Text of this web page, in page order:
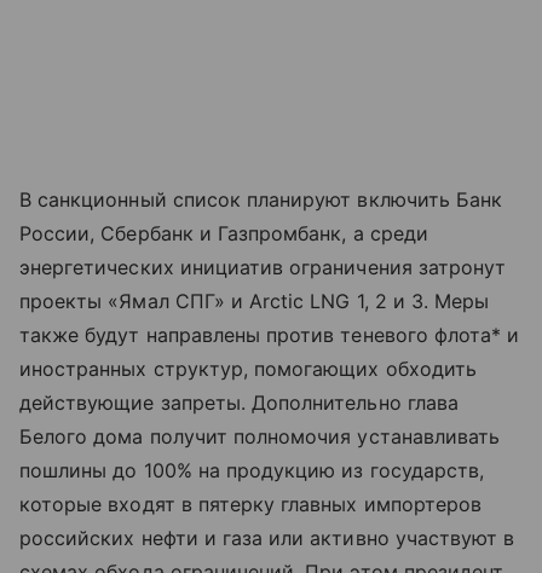
В санкционный список планируют включить Банк
России, Сбербанк и Газпромбанк, а среди
энергетических инициатив ограничения затронут
проекты «Ямал СПГ» и Arctic LNG 1, 2 и 3. Меры
также будут направлены против теневого флота* и
иностранных структур, помогающих обходить
действующие запреты. Дополнительно глава
Белого дома получит полномочия устанавливать
пошлины до 100% на продукцию из государств,
которые входят в пятерку главных импортеров
российских нефти и газа или активно участвуют в